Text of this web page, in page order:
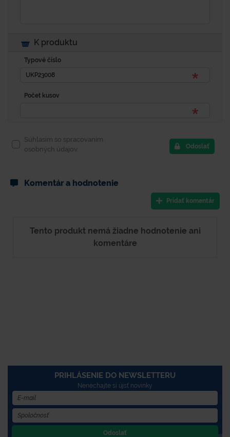
K produktu
Typové číslo
Počet kusov
Súhlasím so spracovaním
osobných údajov.
Odoslať
Komentár a hodnotenie
Pridať komentár
Tento produkt nemá žiadne hodnotenie ani
komentáre
PRIHLÁSENIE DO NEWSLETTERU
Nenechajte si újsť novinky
Odoslať